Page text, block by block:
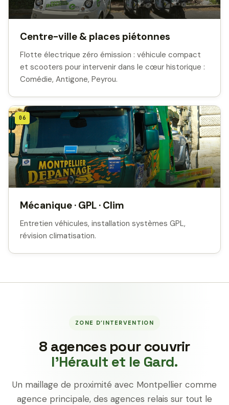
Centre-ville & places piétonnes
Flotte électrique zéro émission : véhicule compact
et scooters pour intervenir dans le cœur historique :
Comédie, Antigone, Peyrou.
06
Mécanique · GPL · Clim
Entretien véhicules, installation systèmes GPL,
révision climatisation.
ZONE D’INTERVENTION
8 agences pour couvrir
l’Hérault et le Gard.
Un maillage de proximité avec Montpellier comme
agence principale, des agences relais sur tout le